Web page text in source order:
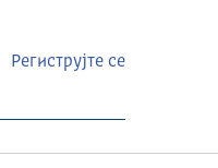
Региструјте се